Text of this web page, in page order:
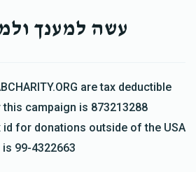
עשה למענך
are tax deductible
this campaign is 873213288
id for donations outside of the USA
is 99-4322663